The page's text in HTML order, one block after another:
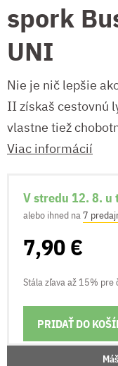
spork
UNI
Nie je nič lepšie
II získaš cestovnú
vlastne tiež
Viac informácií
V stredu 12. 8. u
alebo ihned na7
7,90 €
Stála zľava až 15% pre
PRIDAŤ DO
MOŽNOSTI DORUČENIA